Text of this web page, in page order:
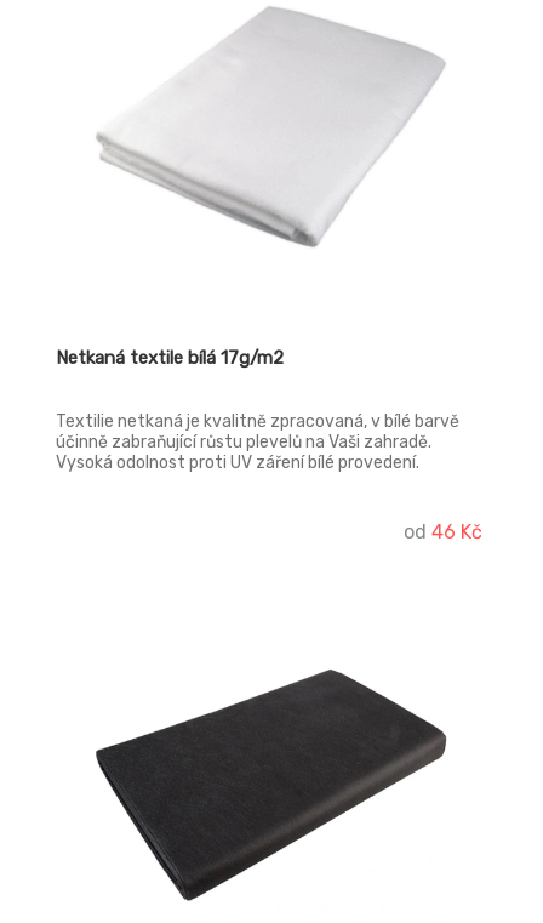
Netkaná textile bílá 17g/m2
Textilie netkaná je kvalitně zpracovaná, v bílé barvě
účinně zabraňující růstu plevelů na Vaši zahradě.
Vysoká odolnost proti UV záření bílé provedení.
od 46 Kč